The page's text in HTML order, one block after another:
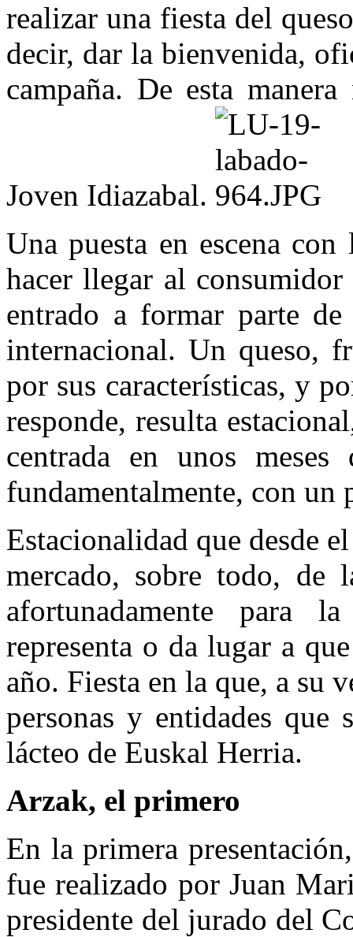
realizar una fiesta del
decir, dar la bienvenida,
campaña. De esta
Joven Idiazabal.
Una puesta en escena
hacer llegar al
entrado a formar parte
internacional. Un queso,
por sus características, y
responde, resulta
centrada en unos
fundamentalmente, con un
Estacionalidad que desde
mercado, sobre todo, de
afortunadamente para
representa o da lugar a
año. Fiesta en la que, a su
personas y entidades que
lácteo de Euskal Herria.
Arzak, el primero
En la primera
fue realizado por Juan
presidente del jurado del